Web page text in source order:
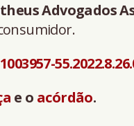
Advogados
1003957-
e o acórdão.